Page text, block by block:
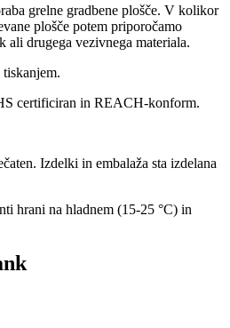
grelne gradbene plošče. V kolikor
plošče potem priporočamo
ali drugega vezivnega materiala.
certificiran in REACH-konform.
Izdelki in embalaža sta izdelana
hrani na hladnem (15-25 °C) in